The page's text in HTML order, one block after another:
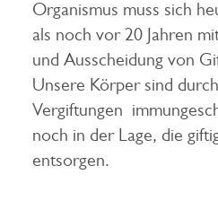
Organismus muss sich
als noch vor 20 Jahren
und Ausscheidung von
Unsere Körper sind
Vergiftungen
noch in der Lage, die
entsorgen.